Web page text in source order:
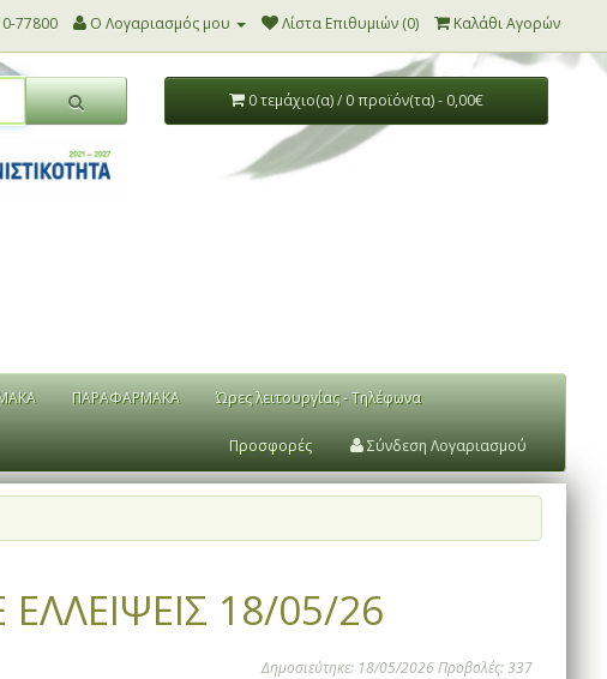
77800 Ο Λογαριασμός μου Λίστα Επιθυμιών (0) Καλάθι Αγορών
0 τεμάχιο(α) / 0 προϊόν(τα) - 0,00€
ΠΑΡΑΦΑΡΜΑΚΑ Ώρες λειτουργίας - Τηλέφωνα
Προσφορές Σύνδεση Λογαριασμού
18/05/26
Δημοσιεύτηκε: 18/05/2026 Προβολές: 337